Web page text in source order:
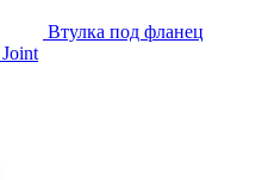
Втулка под фланец